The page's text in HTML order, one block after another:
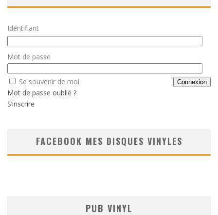
Identifiant
Mot de passe
Se souvenir de moi
Mot de passe oublié ?
S’inscrire
FACEBOOK MES DISQUES VINYLES
PUB VINYL